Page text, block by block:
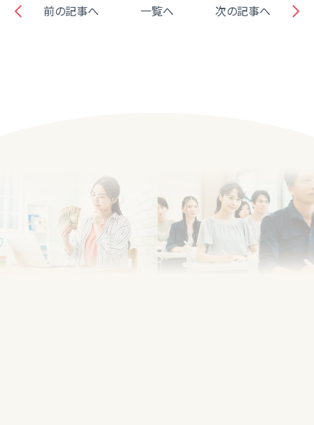
前の記事へ 一覧へ 次の記事へ